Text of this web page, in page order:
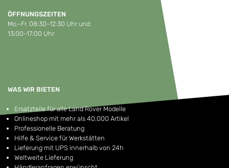
ÖFFNUNGSZEITEN
Mo.–Fr. 08:30–12:30 Uhr und
13:00–17:00 Uhr
WAS WIR BIETEN
Ersatzteile für alle Land Rover Modelle
Onlineshop mit mehr als 40.000 Artikel
Professionelle Beratung
Hilfe & Service für Werkstätten
Lieferung mit UPS innerhalb von 24h
Weltweite Lieferung